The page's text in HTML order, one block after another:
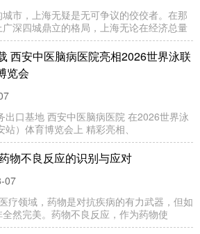
市，上海无疑是无可争议的佼佼者。在那
深四城鼎立的格局，上海无论在经济总量
西安中医脑病医院亮相2026世界泳联
览会
出口基地 西安中医脑病医院 在2026世界泳
）体育博览会上 精彩亮相、
物不良反应的识别与应对
07
疗领域，药物是对抗疾病的有力武器，但如
然完美。药物不良反应，作为药物使